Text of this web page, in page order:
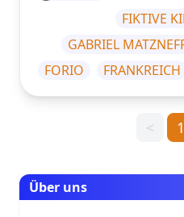
FIKTIVE
GABRIEL
FORIO
FRANKREICH
< 1
Über uns